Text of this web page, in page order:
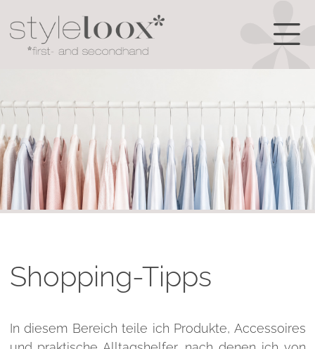
Shopping-Tipps
In diesem Bereich teile ich Produkte, Accessoires